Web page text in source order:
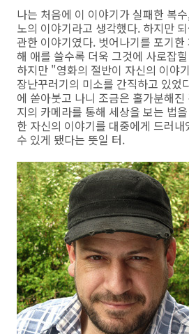
나는 처음에 이 이야기가 실패한 복
노의 이야기라고 생각했다. 하지만
관한 이야기였다. 벗어나기를 포기
해 애를 쓸수록 더욱 그것에 사로잡
하지만 "영화의 절반이 자신의 이야
장난꾸러기의 미소를 간직하고 있었
에 쏟아붓고 나니 조금은 홀가분해
지의 카메라를 통해 세상을 보는 법
한 자신의 이야기를 대중에게 드러
수 있게 됐다는 뜻일 터.